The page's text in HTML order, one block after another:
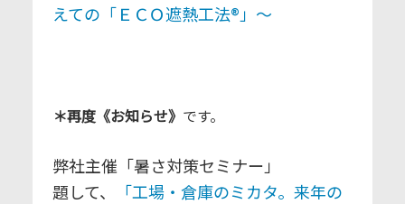
えての「ＥＣＯ遮熱工法®」～
＊再度《お知らせ》 です。
弊社主催「暑さ対策セミナー」
題して、
「工場・倉庫のミカタ。来年の